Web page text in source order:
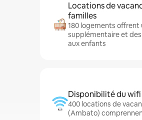
Locations de
familles
180 logements offrent
supplémentaire et
aux enfants
Disponibilité du wifi
400 locations de
(Ambato)